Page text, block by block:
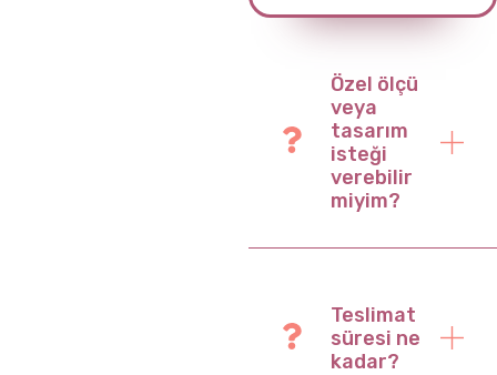
Özel ölçü
veya
tasarım
isteği
verebilir
miyim?
Teslimat
süresi ne
kadar?